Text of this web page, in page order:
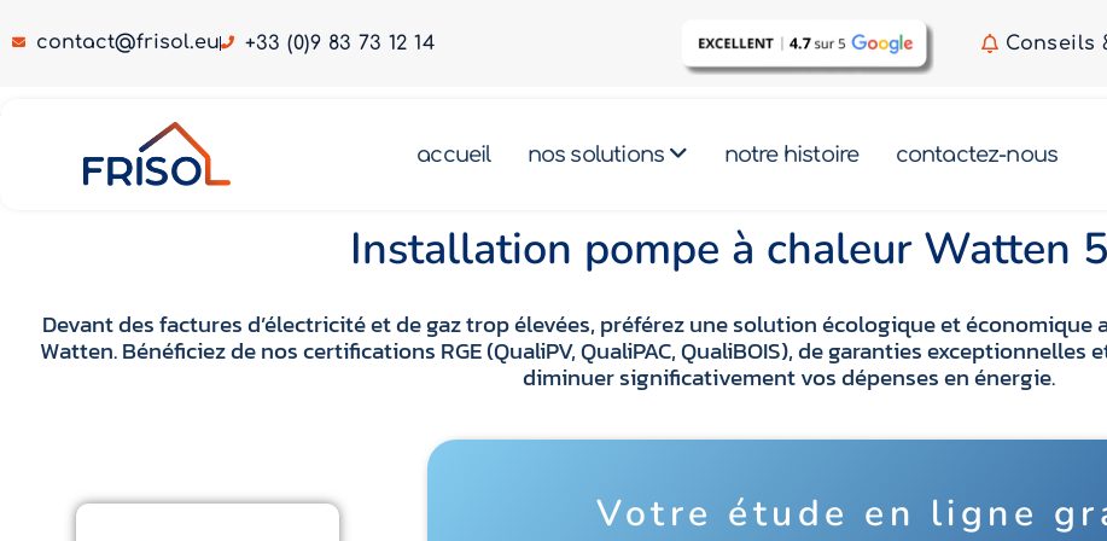
contact@frisol.eu +33 (0)9 83 73 12 14 Conseils
accueil nos solutions notre histoire contactez-nous
Installation pompe à chaleur Watten
Devant des factures d’électricité et de gaz trop élevées, préférez une solution écologique et économique
Watten. Bénéficiez de nos certifications RGE (QualiPV, QualiPAC, QualiBOIS), de garanties
diminuer significativement vos dépenses en énergie.
Votre étude en ligne